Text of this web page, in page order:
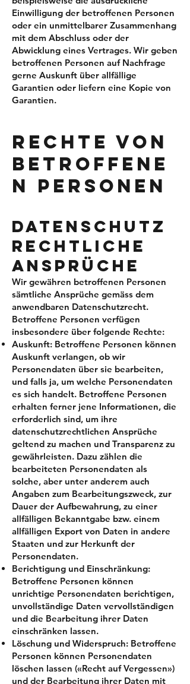
Einwilligung der betroffenen Personen
oder ein unmittelbarer Zusammenhang
mit dem Abschluss oder der
Abwicklung eines Vertrages. Wir geben
betroffenen Personen auf Nachfrage
gerne Auskunft über allfällige
Garantien oder liefern eine Kopie von
Garantien.
RECHTE VON
BETROFFENE
N PERSONEN
DATENSCHUTZ
RECHTLICHE
ANSPRÜCHE
Wir gewähren betroffenen Personen
sämtliche Ansprüche gemäss dem
anwendbaren Datenschutzrecht.
Betroffene Personen verfügen
insbesondere über folgende Rechte:
Auskunft: Betroffene Personen können
Auskunft verlangen, ob wir
Personendaten über sie bearbeiten,
und falls ja, um welche Personendaten
es sich handelt. Betroffene Personen
erhalten ferner jene Informationen, die
erforderlich sind, um ihre
datenschutzrechtlichen Ansprüche
geltend zu machen und Transparenz zu
gewährleisten. Dazu zählen die
bearbeiteten Personendaten als
solche, aber unter anderem auch
Angaben zum Bearbeitungszweck, zur
Dauer der Aufbewahrung, zu einer
allfälligen Bekanntgabe bzw. einem
allfälligen Export von Daten in andere
Staaten und zur Herkunft der
Personendaten.
Berichtigung und Einschränkung:
Betroffene Personen können
unrichtige Personendaten berichtigen,
unvollständige Daten vervollständigen
und die Bearbeitung ihrer Daten
einschränken lassen.
Löschung und Widerspruch: Betroffene
Personen können Personendaten
löschen lassen («Recht auf Vergessen»)
und der Bearbeitung ihrer Daten mit